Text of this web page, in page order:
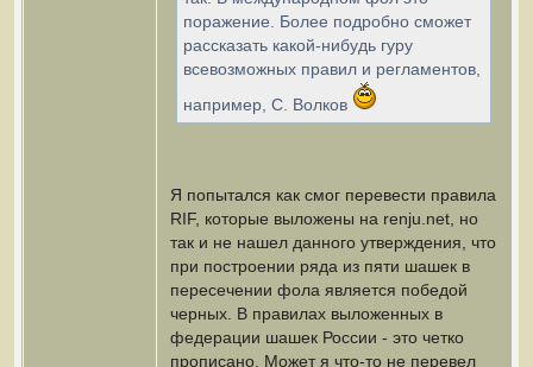
поражение. Более подробно сможет
рассказать какой-нибудь гуру
всевозможных правил и регламентов,
например, С. Волков
Я попытался как смог перевести правила
RIF, которые выложены на renju.net, но
так и не нашел данного утверждения, что
при построении ряда из пяти шашек в
пересечении фола является победой
черных. В правилах выложенных в
федерации шашек России - это четко
прописано. Может я что-то не перевел